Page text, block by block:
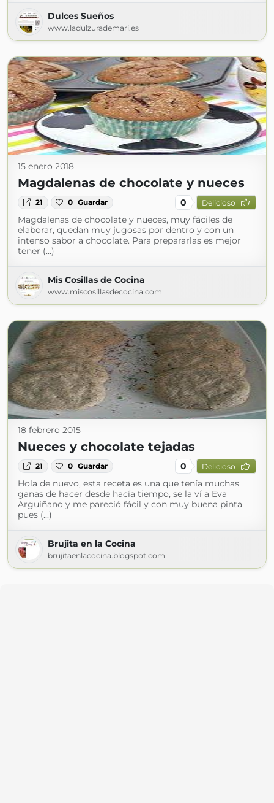
Dulces Sueños
www.ladulzurademari.es
15 enero 2018
Magdalenas de chocolate y nueces
21 0 Guardar 0 Delicioso
Magdalenas de chocolate y nueces, muy fáciles de
elaborar, quedan muy jugosas por dentro y con un
intenso sabor a chocolate. Para prepararlas es mejor
tener (...)
Mis Cosillas de Cocina
www.miscosillasdecocina.com
18 febrero 2015
Nueces y chocolate tejadas
21 0 Guardar 0 Delicioso
Hola de nuevo, esta receta es una que tenía muchas
ganas de hacer desde hacía tiempo, se la ví a Eva
Arguiñano y me pareció fácil y con muy buena pinta
pues (...)
Brujita en la Cocina
brujitaenlacocina.blogspot.com